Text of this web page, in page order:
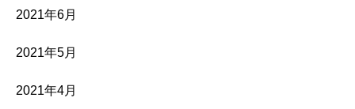
2021年6月
2021年5月
2021年4月